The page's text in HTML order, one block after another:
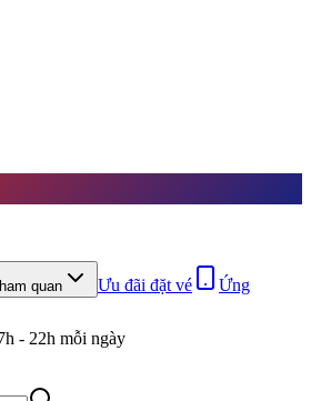
quan Ưu đãi đặt vé
Ứng
- 22h mỗi ngày